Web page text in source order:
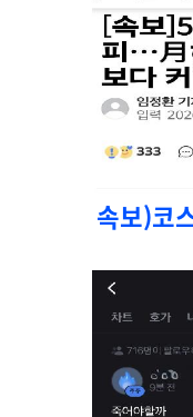
속보)코